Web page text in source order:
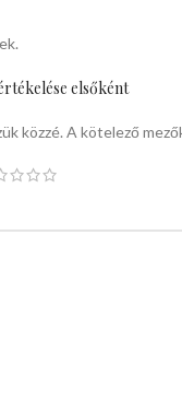
elsőként
közzé. A kötelező